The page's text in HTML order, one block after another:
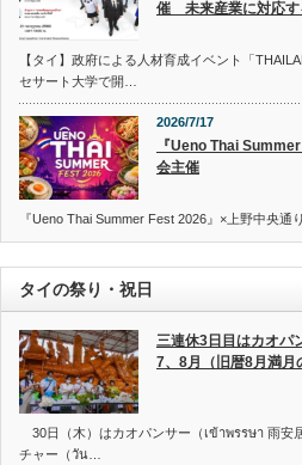
催 未来産業に対応す
【タイ】政府による人材育成イベント「
セサート大学で開…
2026/7/17
『Ueno Thai
会主催
『Ueno Thai Summer Fest 2026』×上野中央
タイの祭り・祝日
三連休3日目はカオパ
7、8月（旧暦8月満月
30日（木）はカオパンサー（เข้าพรรษา 雨安
チャー（วัน…